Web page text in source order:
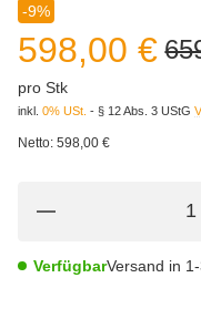
-9%
598,00 €
pro Stk
inkl. 0% USt. - § 12 Abs. 3 UStG
Netto: 598,00 €
VerfügbarVersand in